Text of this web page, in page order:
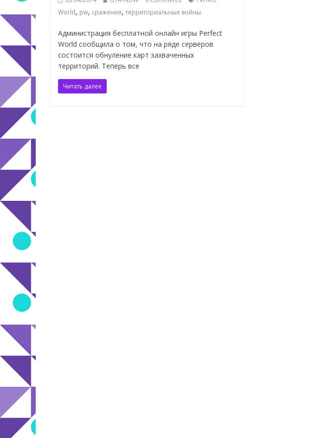
World, pw, сражения, территориальные войны
Администрация бесплатной онлайн игры Perfect
World сообщила о том, что на ряде серверов
состоится обнуление карт захваченных
территорий. Теперь все
Читать далее